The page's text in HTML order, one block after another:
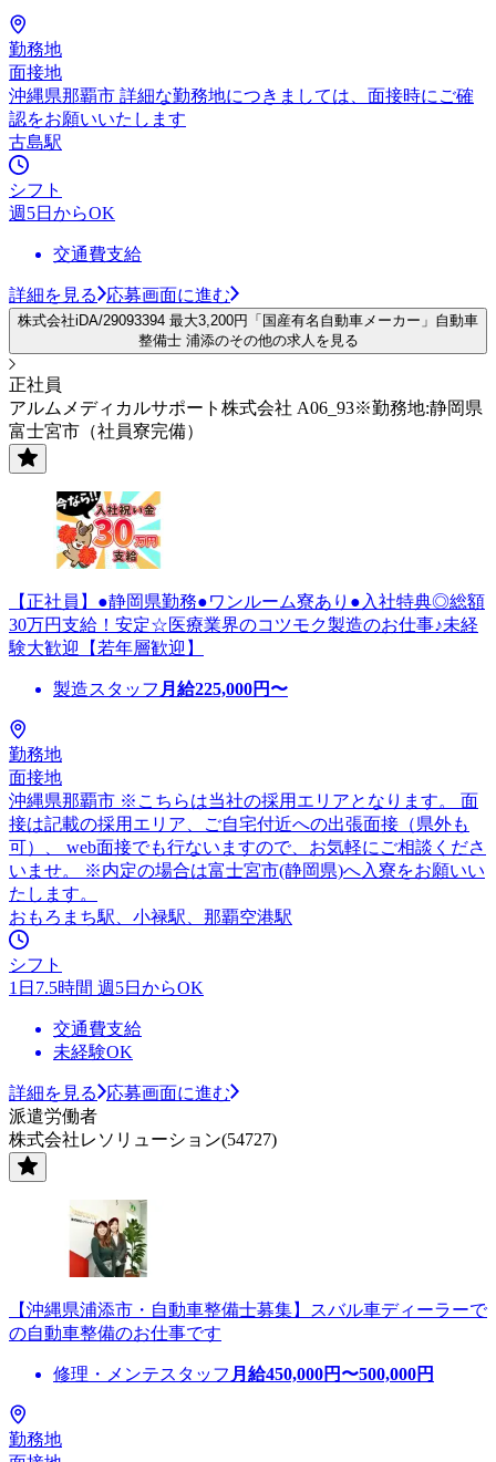
勤務地
面接地
沖縄県那覇市 詳細な勤務地につきましては、面接時にご確
認をお願いいたします
古島駅
シフト
週5日からOK
交通費支給
詳細を見る 応募画面に進む
株式会社iDA/29093394 最大3,200円「国産有名自動車メーカー」自動車
整備士 浦添のその他の求人を見る
正社員
アルムメディカルサポート株式会社 A06_93※勤務地:静岡県
富士宮市（社員寮完備）
【正社員】●静岡県勤務●ワンルーム寮あり●入社特典◎総額
30万円支給！安定☆医療業界のコツモク製造のお仕事♪未経
験大歓迎【若年層歓迎】
製造スタッフ 月給225,000円〜
勤務地
面接地
沖縄県那覇市 ※こちらは当社の採用エリアとなります。 面
接は記載の採用エリア、ご自宅付近への出張面接（県外も
可）、 web面接でも行ないますので、お気軽にご相談くださ
いませ。 ※内定の場合は富士宮市(静岡県)へ入寮をお願いい
たします。
おもろまち駅、小禄駅、那覇空港駅
シフト
1日7.5時間 週5日からOK
交通費支給
未経験OK
詳細を見る
応募画面に進む
派遣労働者
株式会社レソリューション(54727)
【沖縄県浦添市・自動車整備士募集】スバル車ディーラーで
の自動車整備のお仕事です
修理・メンテスタッフ 月給450,000円〜500,000円
勤務地